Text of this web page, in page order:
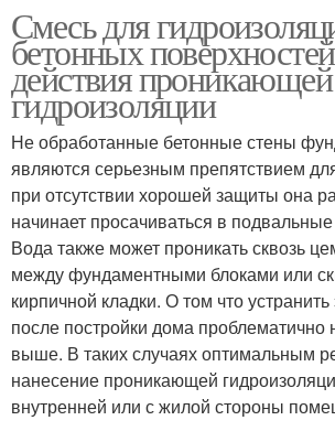
Смесь для
бетонных
действия проникающей
гидроизоляции
Не обработанные бетонные стены
являются серьезным препятствием
при отсутствии хорошей защиты она
начинает просачиваться в
Вода также может проникать сквозь
между фундаментными блоками или
кирпичной кладки. О том что устранить
после постройки дома проблематично
выше. В таких случаях оптимальным
нанесение проникающей
внутренней или с жилой стороны